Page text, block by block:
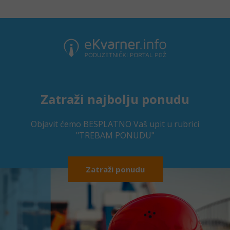
Zatraži najbolju ponudu
Objavit ćemo BESPLATNO Vaš upit u rubrici
"TREBAM PONUDU"
Zatraži ponudu